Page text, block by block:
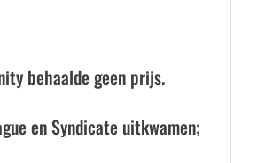
behaalde geen prijs.
en Syndicate uitkwamen;